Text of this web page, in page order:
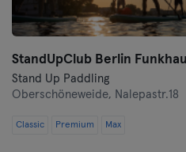
StandUpClub Berlin
Stand Up Paddling
Oberschöneweide, Nalepastr.18
Classic Premium Max